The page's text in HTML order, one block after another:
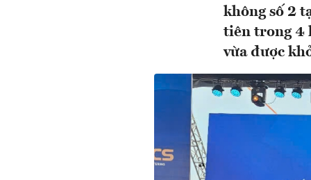
không số 2
tiên trong 4
vừa được